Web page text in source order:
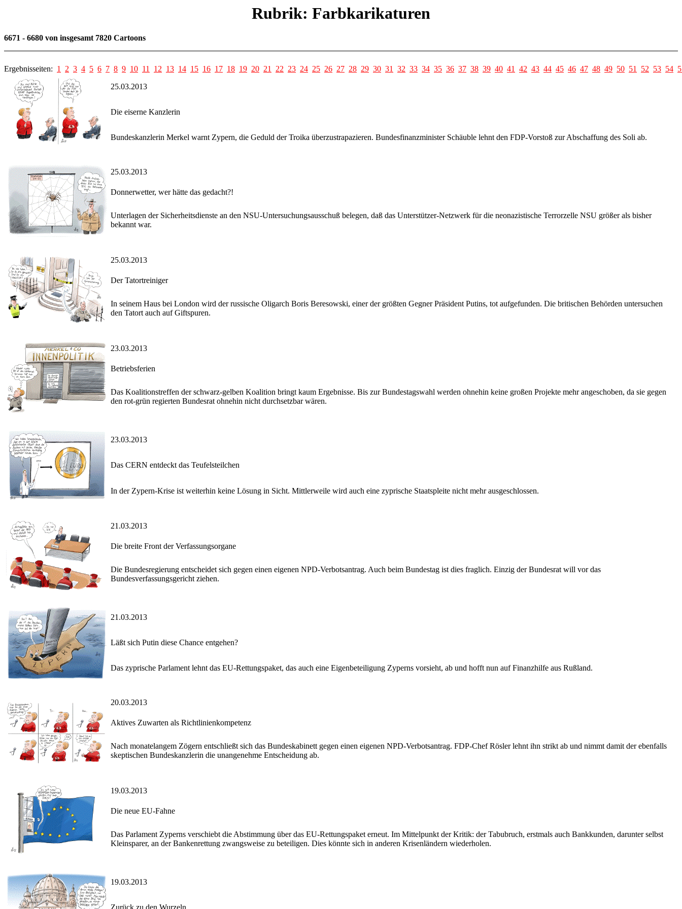
Rubrik: Farbkarikaturen
6671 - 6680 von insgesamt 7820 Cartoons
Ergebnisseiten: 1 2 3 4 5 6 7 8 9 10 11 12 13 14 15 16 17 18 19 20 21 22 23 24 25 26 27 28 29 30 31 32 33 34 35 36 37 38 39 40 41 42 43 44 45 46 47 48 49 50 51 52 53 54
25.03.2013
Die eiserne Kanzlerin
Bundeskanzlerin Merkel warnt Zypern, die Geduld der Troika überzustrapazieren. Bundesfinanzminister Schäuble lehnt den FDP-Vorstoß zur Abschaffung des Soli ab.
25.03.2013
Donnerwetter, wer hätte das gedacht?!
Unterlagen der Sicherheitsdienste an den NSU-Untersuchungsausschuß belegen, daß das Unterstützer-Netzwerk für die neonazistische Terrorzelle NSU größer als bisher
bekannt war.
25.03.2013
Der Tatortreiniger
In seinem Haus bei London wird der russische Oligarch Boris Beresowski, einer der größten Gegner Präsident Putins, tot aufgefunden. Die britischen Behörden untersuchen
den Tatort auch auf Giftspuren.
23.03.2013
Betriebsferien
Das Koalitionstreffen der schwarz-gelben Koalition bringt kaum Ergebnisse. Bis zur Bundestagswahl werden ohnehin keine großen Projekte mehr angeschoben, da sie gegen
den rot-grün regierten Bundesrat ohnehin nicht durchsetzbar wären.
23.03.2013
Das CERN entdeckt das Teufelsteilchen
In der Zypern-Krise ist weiterhin keine Lösung in Sicht. Mittlerweile wird auch eine zyprische Staatspleite nicht mehr ausgeschlossen.
21.03.2013
Die breite Front der Verfassungsorgane
Die Bundesregierung entscheidet sich gegen einen eigenen NPD-Verbotsantrag. Auch beim Bundestag ist dies fraglich. Einzig der Bundesrat will vor das
Bundesverfassungsgericht ziehen.
21.03.2013
Läßt sich Putin diese Chance entgehen?
Das zyprische Parlament lehnt das EU-Rettungspaket, das auch eine Eigenbeteiligung Zyperns vorsieht, ab und hofft nun auf Finanzhilfe aus Rußland.
20.03.2013
Aktives Zuwarten als Richtlinienkompetenz
Nach monatelangem Zögern entschließt sich das Bundeskabinett gegen einen eigenen NPD-Verbotsantrag. FDP-Chef Rösler lehnt ihn strikt ab und nimmt damit der ebenfalls
skeptischen Bundeskanzlerin die unangenehme Entscheidung ab.
19.03.2013
Die neue EU-Fahne
Das Parlament Zyperns verschiebt die Abstimmung über das EU-Rettungspaket erneut. Im Mittelpunkt der Kritik: der Tabubruch, erstmals auch Bankkunden, darunter selbst
Kleinsparer, an der Bankenrettung zwangsweise zu beteiligen. Dies könnte sich in anderen Krisenländern wiederholen.
19.03.2013